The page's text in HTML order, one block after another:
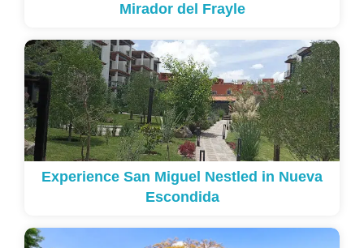
Mirador del Frayle
Experience San Miguel Nestled in Nueva
Escondida